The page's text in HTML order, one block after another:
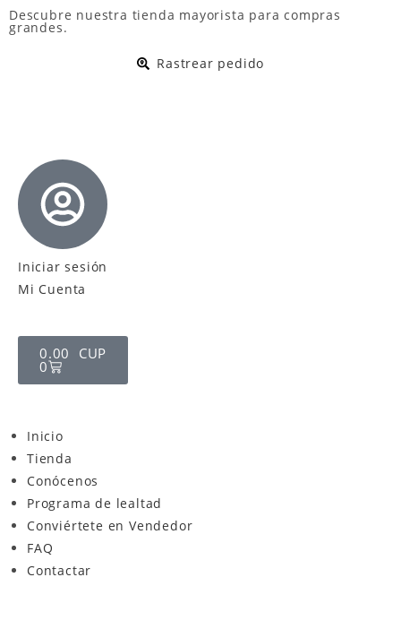
Descubre nuestra tienda mayorista para compras
grandes.
Rastrear pedido
Iniciar sesión
Mi Cuenta
0.00 CUP
0
Inicio
Tienda
Conócenos
Programa de lealtad
Conviértete en Vendedor
FAQ
Contactar